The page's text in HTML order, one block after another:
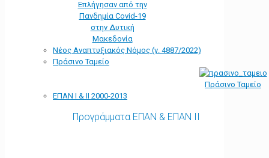
Επλήγησαν από την
Πανδημία Covid-19
στην Δυτική
Μακεδονία
Νέος Αναπτυξιακός Νόμος (ν. 4887/2022)
Πράσινο Ταμείο
Πράσινο Ταμείο
ΕΠΑΝ Ι & ΙΙ 2000-2013
Προγράμματα ΕΠΑΝ & ΕΠΑΝ ΙΙ